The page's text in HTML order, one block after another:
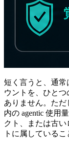
短く言うと、通常
ウントを、ひと
ありません。た
内の agentic 使用
クト、または古
トに属しているこ